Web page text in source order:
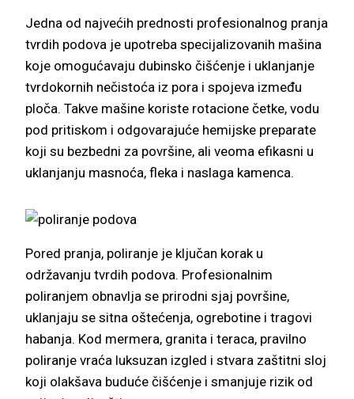
Jedna od najvećih prednosti profesionalnog pranja
tvrdih podova je upotreba specijalizovanih mašina
koje omogućavaju dubinsko čišćenje i uklanjanje
tvrdokornih nečistoća iz pora i spojeva između
ploča. Takve mašine koriste rotacione četke, vodu
pod pritiskom i odgovarajuće hemijske preparate
koji su bezbedni za površine, ali veoma efikasni u
uklanjanju masnoća, fleka i naslaga kamenca.
Pored pranja, poliranje je ključan korak u
održavanju tvrdih podova. Profesionalnim
poliranjem obnavlja se prirodni sjaj površine,
uklanjaju se sitna oštećenja, ogrebotine i tragovi
habanja. Kod mermera, granita i teraca, pravilno
poliranje vraća luksuzan izgled i stvara zaštitni sloj
koji olakšava buduće čišćenje i smanjuje rizik od